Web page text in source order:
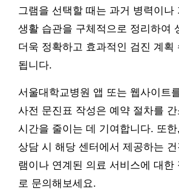
그램을 선택할 때는 과거 병력이나
생활 습관을 구체적으로 정리하여
더욱 정확하고 효과적인 검진 계획
됩니다.
서울대학교병원 앱 또는 웹사이트
사전 문진표 작성은 예약 절차를 간
시간을 줄이는 데 기여합니다. 또
상담 시 해당 센터에서 제공하는
램이나 연계된 의료 서비스에 대한
로 문의해보세요.